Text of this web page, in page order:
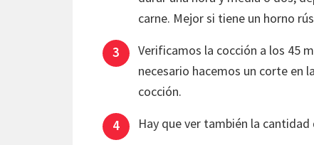
carne. Mejor si tiene un horno
Verificamos la cocción a los 45
necesario hacemos un corte en
cocción.
Hay que ver también la